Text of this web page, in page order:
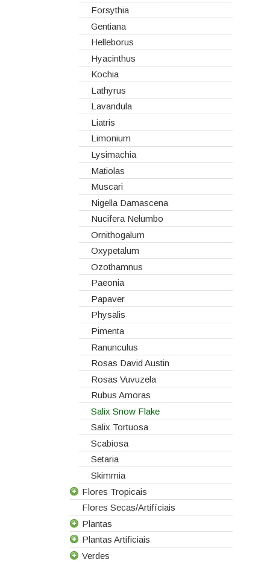
Gladiolus
Hydrangeas
Ilex
Lilium
Lisiantos
Moluccella
Monoflor
Phaleonopsis
Polianthes - Nardus
Rosas do Equador
Rosas da Holanda
Rosas Nacionais
Rosas Spray
Santini
Sedum
Viburnum
Vivaz
Forsythia
Gentiana
Helleborus
Hyacinthus
Kochia
Lathyrus
Lavandula
Liatris
Limonium
Lysimachia
Matiolas
Muscari
Nigella Damascena
Nucifera Nelumbo
Ornithogalum
Oxypetalum
Ozothamnus
Paeonia
Papaver
Physalis
Pimenta
Ranunculus
Rosas David Austin
Rosas Vuvuzela
Rubus Amoras
Salix Snow Flake
Salix Tortuosa
Scabiosa
Setaria
Skimmia
Flores Tropicais
Todas as Flores Tropicais
Alpinias
Berzelias
Brunias
Flores Secas/Artifíciais
Plantas
Todas as Plantas
Gerbera de Vaso
Plantas Artificiais
Todas as Plantas Artificiais
Verdes